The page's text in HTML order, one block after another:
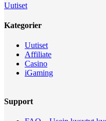
Uutiset
Kategorier
Uutiset
Affiliate
Casino
iGaming
Support